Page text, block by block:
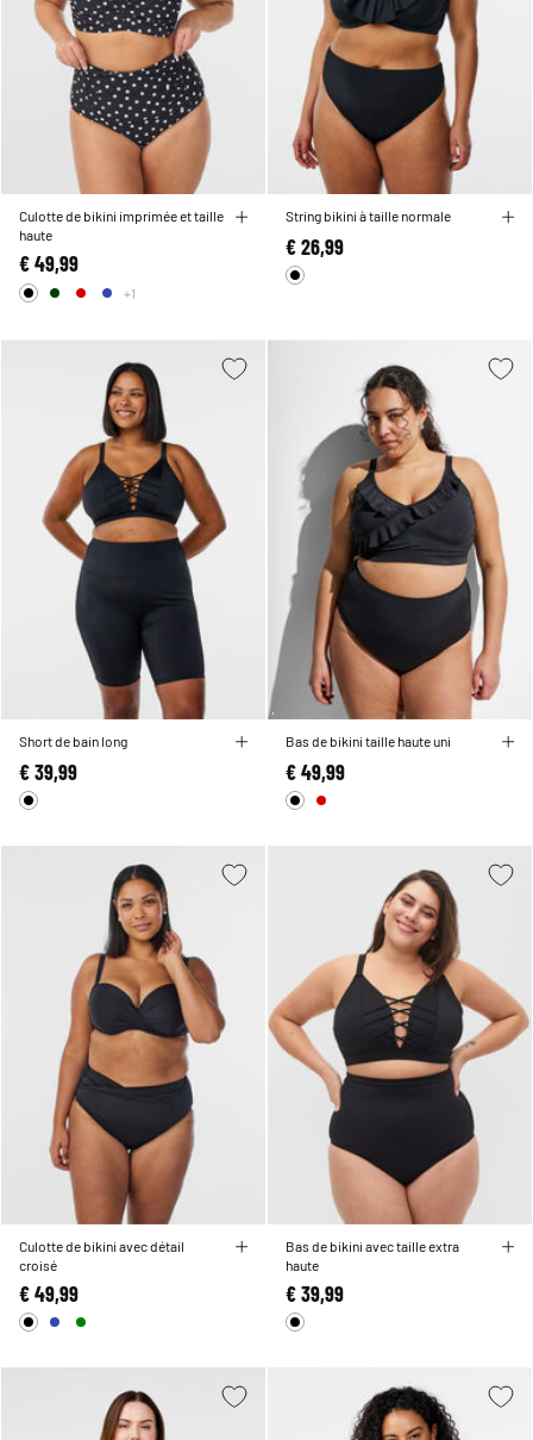
Culotte de bikini imprimée et taille
haute
€ 49,99
+1
String bikini à taille normale
€ 26,99
Short de bain long
€ 39,99
Bas de bikini taille haute uni
€ 49,99
Culotte de bikini avec détail
croisé
€ 49,99
Bas de bikini avec taille extra
haute
€ 39,99